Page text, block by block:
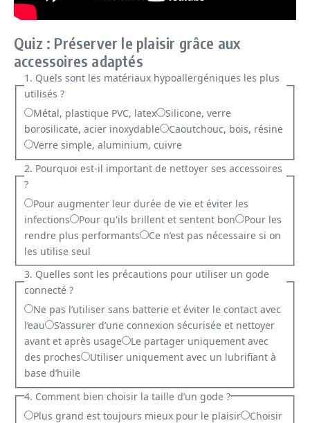
Quiz : Préserver le plaisir grâce aux
accessoires adaptés
1. Quels sont les matériaux hypoallergéniques les plus
utilisés ?
Métal, plastique PVC, latex
Silicone, verre
borosilicate, acier inoxydable
Caoutchouc, bois, résine
Verre simple, aluminium, cuivre
2. Pourquoi est-il important de nettoyer ses accessoires
?
Pour augmenter leur durée de vie et éviter les
infections
Pour qu'ils brillent et sentent bon
Pour les
rendre plus performants
Ce n’est pas nécessaire si on
les utilise seul
3. Quelles sont les précautions pour utiliser un gode
connecté ?
Ne pas l’utiliser sans batterie et éviter le contact avec
l’eau
S’assurer d’une connexion sécurisée et nettoyer
avant et après usage
Le partager uniquement avec
des proches
Utiliser uniquement avec un lubrifiant à
base d’huile
4. Comment bien choisir la taille d’un gode ?
Plus grand est toujours mieux pour le plaisir
Choisir